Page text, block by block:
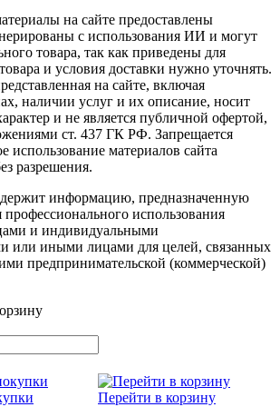
на сайте предоставлены
с использования ИИ и могут
товара, так как приведены для
и условия доставки нужно уточнять.
на сайте, включая
наличии услуг и их описание, носит
и не является публичной офертой,
ст. 437 ГК РФ. Запрещается
использование материалов сайта
разрешения.
информацию, предназначенную
использования
и индивидуальными
или иными лицами для целей, связанных
предпринимательской (коммерческой)
Перейти в корзину